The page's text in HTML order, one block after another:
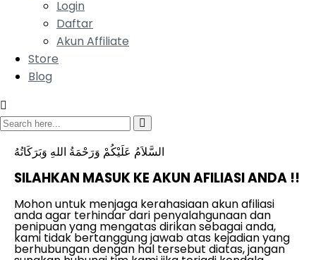
Login
Daftar
Akun Affiliate
Store
Blog
السَّلاَمُ عَلَيْكُمْ وَرَحْمَةُ اللهِ وَبَرَكَاتُهُ
SILAHKAN MASUK KE AKUN AFILIASI ANDA !!
Mohon untuk menjaga kerahasiaan akun afiliasi
anda agar terhindar dari penyalahgunaan dan
penipuan yang mengatas dirikan sebagai anda,
kami tidak bertanggung jawab atas kejadian yang
berhubungan dengan hal tersebut diatas, jangan